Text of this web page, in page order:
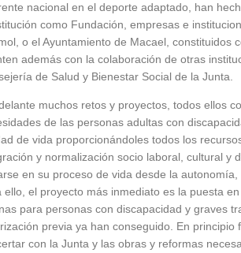
nacional en el deporte adaptado, han
como Fundación, empresas e
o el Ayuntamiento de Macael, constituidos
además con la colaboración de otras
de Salud y Bienestar Social de la Junta.
muchos retos y proyectos, todos ellos
de las personas adultas con
de vida proporcionándoles todos los
y normalización socio laboral, cultural y
en su proceso de vida desde la
ello, el proyecto más inmediato es la puesta
para personas con discapacidad y graves
previa ya han conseguido. En
con la Junta y las obras y reformas